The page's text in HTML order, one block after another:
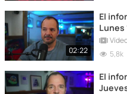
02:22
El
Lunes
5,8k
El